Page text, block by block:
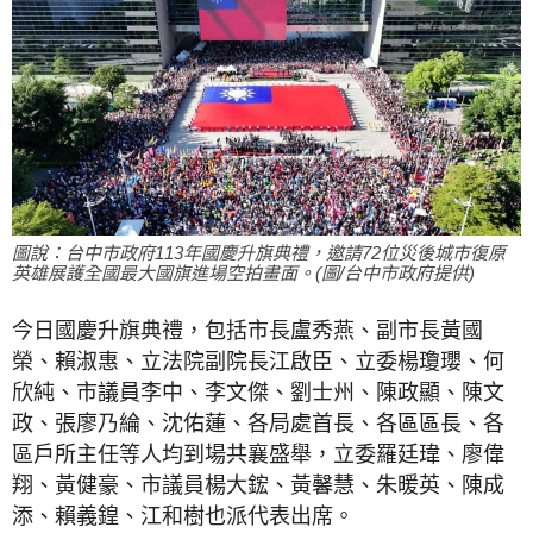
圖說：台中市政府113年國慶升旗典禮，邀請72位災後城市復原
英雄展護全國最大國旗進場空拍畫面。(圖/台中市政府提供)
今日國慶升旗典禮，包括市長盧秀燕、副市長黃國
榮、賴淑惠、立法院副院長江啟臣、立委楊瓊瓔、何
欣純、市議員李中、李文傑、劉士州、陳政顯、陳文
政、張廖乃綸、沈佑蓮、各局處首長、各區區長、各
區戶所主任等人均到場共襄盛舉，立委羅廷瑋、廖偉
翔、黃健豪、市議員楊大鋐、黃馨慧、朱暖英、陳成
添、賴義鍠、江和樹也派代表出席。